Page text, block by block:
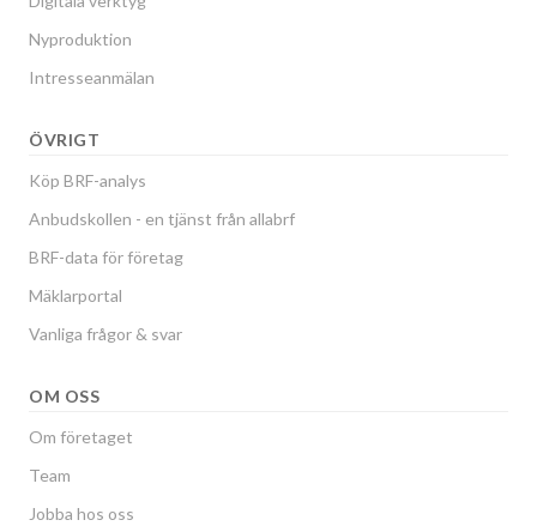
Nyproduktion
Intresseanmälan
ÖVRIGT
Köp BRF-analys
Anbudskollen - en tjänst från allabrf
BRF-data för företag
Mäklarportal
Vanliga frågor & svar
OM OSS
Om företaget
Team
Jobba hos oss